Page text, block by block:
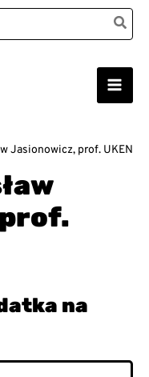
Main
Jasionowicz, prof. UKEN